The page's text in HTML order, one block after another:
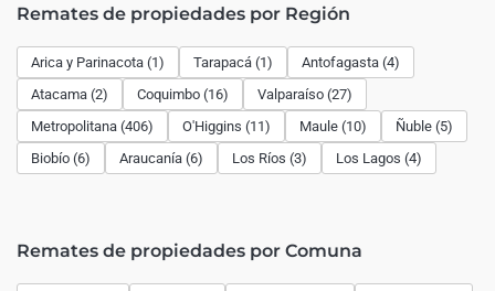
Remates de propiedades por Región
Arica y Parinacota (1) Tarapacá (1)
Antofagasta (4)
Atacama (2)
Coquimbo (16)
Valparaíso (27)
Metropolitana (406)
O'Higgins (11) Maule (10)
Ñuble (5)
Biobío (6)
Araucanía (6) Los Ríos (3) Los Lagos (4)
Remates de propiedades por Comuna